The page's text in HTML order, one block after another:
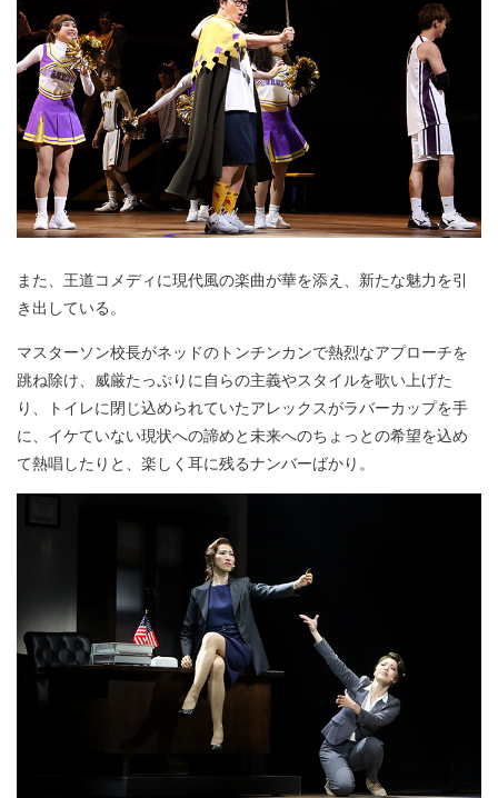
また、王道コメディに現代風の楽曲が華を添え、新たな魅力を引
き出している。
マスターソン校長がネッドのトンチンカンで熱烈なアプローチを
跳ね除け、威厳たっぷりに自らの主義やスタイルを歌い上げた
り、トイレに閉じ込められていたアレックスがラバーカップを手
に、イケていない現状への諦めと未来へのちょっとの希望を込め
て熱唱したりと、楽しく耳に残るナンバーばかり。